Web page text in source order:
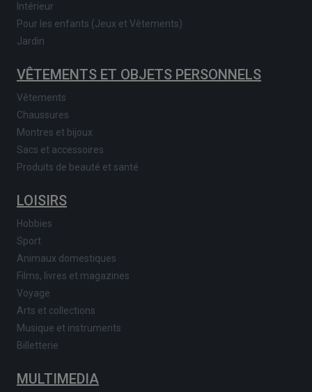
Intérieur
Pour les enfants (Jeux et Vêtements)
Jardin
VÊTEMENTS ET OBJETS PERSONNELS
Vêtements
Chaussures
Montres et bijoux
Sacs et accessoires
Produits de beauté et santé
LOISIRS
Hobbies
Sport
Animaux domestiques
Films, livres et magazines
Voyage
Arts et collections
Musique et instruments
Billetterie
MULTIMEDIA